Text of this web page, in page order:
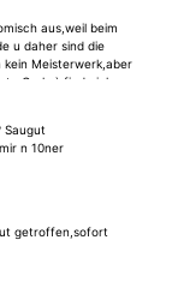
aus,weil beim
u daher sind die
Meisterwerk,aber
Gurke),finde ich
is ja ihre
wie er mag ;)
Saugut
n 10ner
getroffen,sofort